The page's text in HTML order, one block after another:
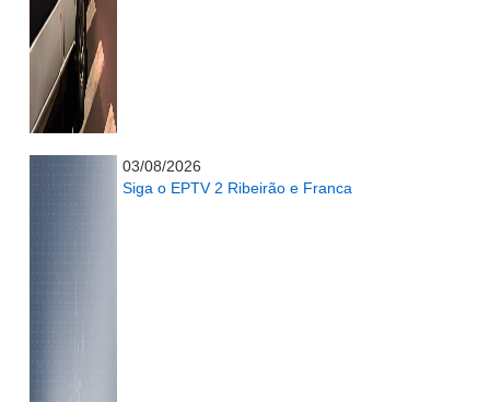
03/08/2026
Siga o EPTV 2 Ribeirão e Franca